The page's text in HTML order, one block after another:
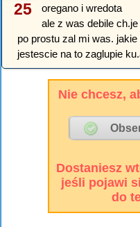
25
oregano i wredota
ale z was debile
po prostu zal mi was.
jestescie na to zaglupie
Nie chcesz,
Dostaniesz
jeśli pojawi
do